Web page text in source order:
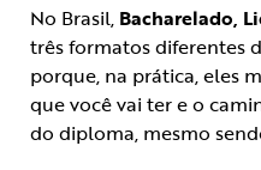
No Brasil, Bacharelado,
três formatos diferentes
porque, na prática, eles
que você vai ter e o
do diploma, mesmo